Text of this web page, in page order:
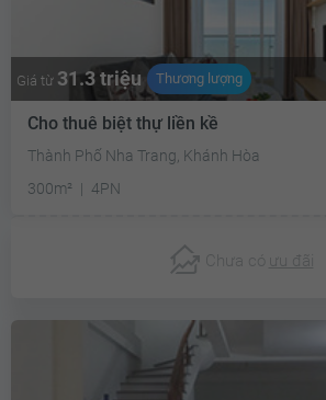
Giá từ 31.3 triệu Thương lượng
Cho thuê biệt thự liền kề
Thành Phố Nha Trang, Khánh Hòa
300m²
4PN
Chưa có ưu đãi